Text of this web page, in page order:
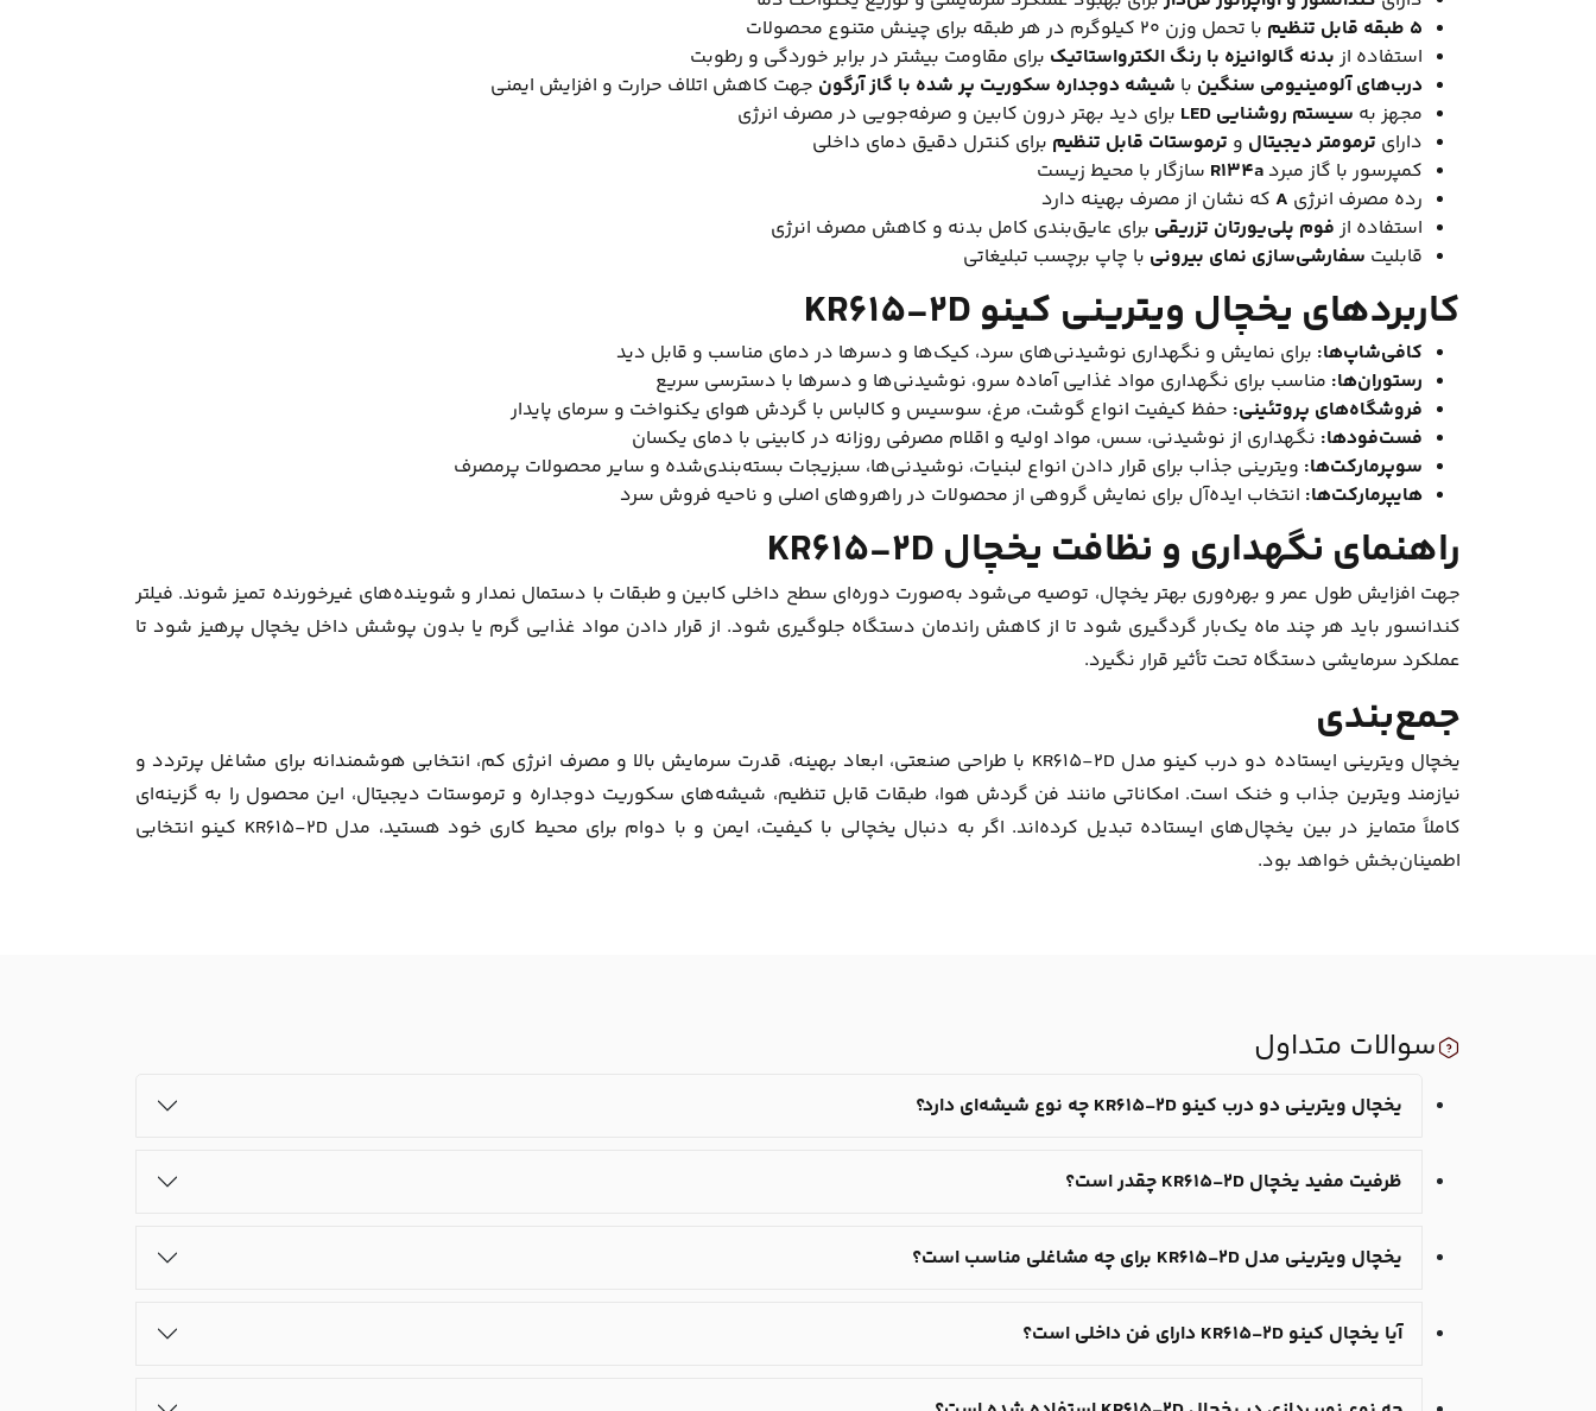
۵ طبقه قابل تنظیم
با تحمل وزن ۲۰ کیلوگرم در هر طبقه برای چینش متنوع محصولات
استفاده ازبدنه گالوانیزه با رنگ الکترواستاتیک برای مقاومت بیشتر در برابر خوردگی و رطوبت
درب‌های آلومینیومی سنگین با شیشه دوجداره سکوریت پر شده با گاز آرگون جهت کاهش اتلاف حرارت و افزایش ایمنی
مجهز به سیستم روشنایی LED
برای دید بهتر درون کابین و صرفه‌جویی در مصرف انرژی
دارای ترمومتر دیجیتال و ترموستات قابل تنظیم برای کنترل دقیق دمای داخلی
کمپرسور با گاز مبرد R134a سازگار با محیط زیست
رده مصرف انرژی A که نشان از مصرف بهینه دارد
استفاده ازفوم پلی‌یورتان تزریقی برای عایق‌بندی کامل بدنه و کاهش مصرف انرژی
قابلیت سفارشی‌سازی نمای بیرونی با چاپ برچسب تبلیغاتی
کاربردهای یخچال ویترینی کینو KR615-2D
کافی‌شاپ‌ها: برای نمایش و نگهداری نوشیدنی‌های سرد، کیک‌ها و دسرها در دمای مناسب و قابل دید
رستوران‌ها: مناسب برای نگهداری مواد غذایی آماده سرو، نوشیدنی‌ها و دسرها با دسترسی سریع
فروشگاه‌های پروتئینی: حفظ کیفیت انواع گوشت، مرغ، سوسیس و کالباس با گردش هوای یکنواخت و سرمای پایدار
فست‌فودها: نگهداری از نوشیدنی، سس، مواد اولیه و اقلام مصرفی روزانه در کابینی با دمای یکسان
سوپرمارکت‌ها: ویترینی جذاب برای قرار دادن انواع لبنیات، نوشیدنی‌ها، سبزیجات بسته‌بندی‌شده و سایر محصولات پرمصرف
هایپرمارکت‌ها: انتخاب ایده‌آل برای نمایش گروهی از محصولات در راهروهای اصلی و ناحیه‌ فروش سرد
راهنمای نگهداری و نظافت یخچال KR615-2D
جهت افزایش طول عمر و بهره‌وری بهتر یخچال، توصیه می‌شود به‌صورت دوره‌ای سطح داخلی کابین و طبقات با دستمال نمدار و شوینده‌های غیرخورنده تمیز شوند. فیلتر
کندانسور باید هر چند ماه یک‌بار گردگیری شود تا از کاهش راندمان دستگاه جلوگیری شود. از قرار دادن مواد غذایی گرم یا بدون پوشش داخل یخچال پرهیز شود تا
عملکرد سرمایشی دستگاه تحت تأثیر قرار نگیرد.
جمع‌بندی
یخچال ویترینی ایستاده دو درب کینو مدل KR615-2D با طراحی صنعتی، ابعاد بهینه، قدرت سرمایش بالا و مصرف انرژی کم، انتخابی هوشمندانه برای مشاغل پرتردد و
نیازمند ویترین جذاب و خنک است. امکاناتی مانند فن گردش هوا، طبقات قابل تنظیم، شیشه‌های سکوریت دوجداره و ترموستات دیجیتال، این محصول را به گزینه‌ای
کاملاً متمایز در بین یخچال‌های ایستاده تبدیل کرده‌اند. اگر به دنبال یخچالی با کیفیت، ایمن و با دوام برای محیط کاری خود هستید، مدل KR615-2D کینو انتخابی
اطمینان‌بخش خواهد بود.
سوالات متداول
یخچال ویترینی دو درب کینو KR615-2D چه نوع شیشه‌ای دارد؟
ظرفیت مفید یخچال KR615-2D چقدر است؟
یخچال ویترینی مدل KR615-2D برای چه مشاغلی مناسب است؟
آیا یخچال کینو KR615-2D دارای فن داخلی است؟